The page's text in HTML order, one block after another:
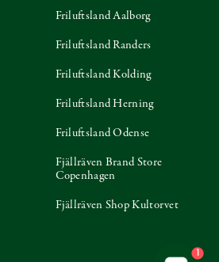
Friluftsland Aalborg
Friluftsland Randers
Friluftsland Kolding
Friluftsland Herning
Friluftsland Odense
Fjällräven Brand Store
Copenhagen
Fjällräven Shop Kultorvet
1